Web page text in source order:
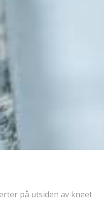
på utsiden av kneet